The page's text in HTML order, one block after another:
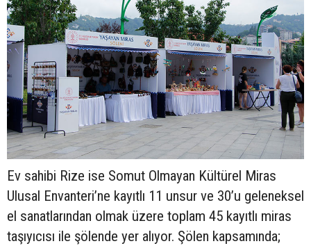
Ev sahibi Rize ise Somut Olmayan Kültürel Miras
Ulusal Envanteri’ne kayıtlı 11 unsur ve 30’u geleneksel
el sanatlarından olmak üzere toplam 45 kayıtlı miras
taşıyıcısı ile şölende yer alıyor. Şölen kapsamında;